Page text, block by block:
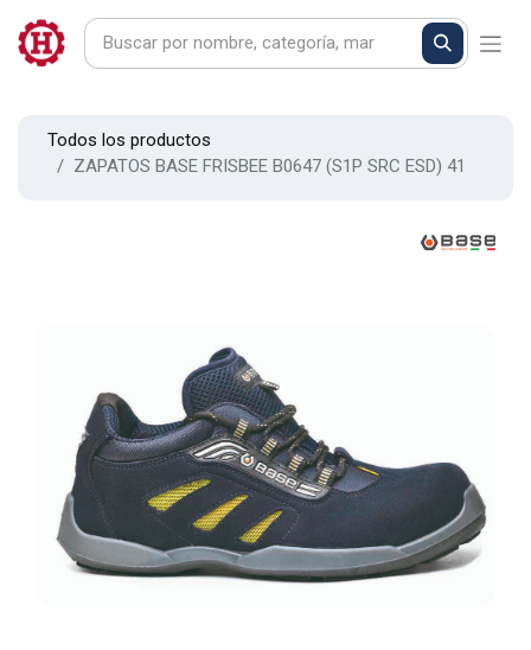
Todos los productos
ZAPATOS BASE FRISBEE B0647 (S1P SRC ESD) 41